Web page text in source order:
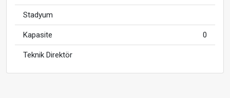
Stadyum
Kapasite 0
Teknik Direktör